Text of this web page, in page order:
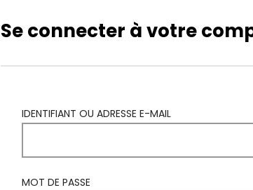
Se connecter à votre
IDENTIFIANT OU ADRESSE E-MAIL
MOT DE PASSE